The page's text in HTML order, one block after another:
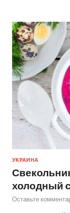
УКРАИНА
холодный
Оставьте